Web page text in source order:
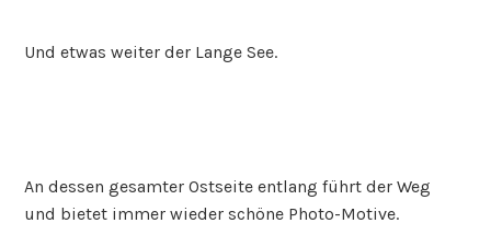
Und etwas weiter der Lange See.
An dessen gesamter Ostseite entlang führt der Weg
und bietet immer wieder schöne Photo-Motive.